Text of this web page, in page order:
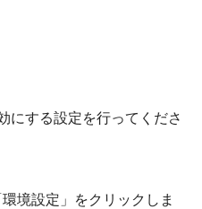
にする設定を行ってくださ
境設定」をクリックしま